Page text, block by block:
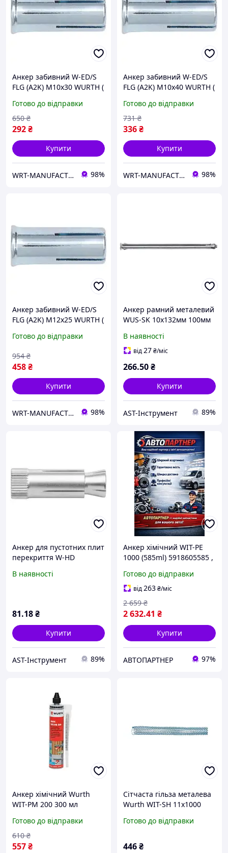
Анкер забивний W-ED/S
FLG (A2K) M10x30 WURTH (
Готово до відправки
292₴
650 ₴
Купити
WRT-MANUFACTURING 98%
Анкер забивний W-ED/S
FLG (A2K) M10x40 WURTH (
Готово до відправки
336₴
731 ₴
Купити
WRT-MANUFACTURING 98%
Анкер забивний W-ED/S
FLG (A2K) M12x25 WURTH (
Готово до відправки
458₴
954 ₴
Купити
WRT-MANUFACTURING 98%
Анкер рамний металевий
WUS-SK 10x132мм 100мм
В наявності
від27₴/міс
266.50₴
Купити
AST-Інструмент 89%
Анкер для пустотних плит
перекриття W-HD
В наявності
81.18₴
Купити
AST-Інструмент 89%
Анкер хімічний WIT-PE
1000 (585ml) 5918605585 ,
Готово до відправки
від263₴/міс
2 632.41 ₴
2 659 ₴
Купити
АВТОПАРТНЕР 97%
Анкер хімічний Wurth
WIT-PM 200 300 мл
Готово до відправки
557₴
610 ₴
Сітчаста гільза металева
Wurth WIT-SH 11x1000
Готово до відправки
446₴